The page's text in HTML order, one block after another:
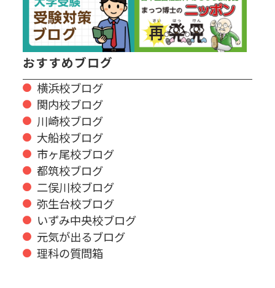
おすすめブログ
横浜校ブログ
関内校ブログ
川崎校ブログ
大船校ブログ
市ヶ尾校ブログ
都筑校ブログ
二俣川校ブログ
弥生台校ブログ
いずみ中央校ブログ
元気が出るブログ
理科の質問箱